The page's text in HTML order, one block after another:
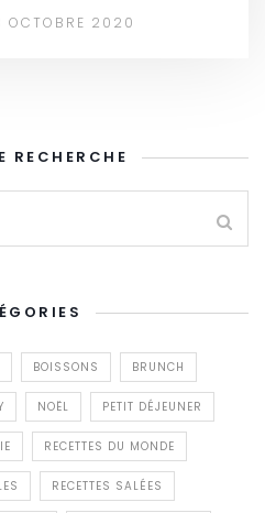
OCTOBRE 2020
RECHERCHE
BOISSONS BRUNCH
NOËL PETIT DÉJEUNER
RECETTES DU MONDE
RECETTES SALÉES